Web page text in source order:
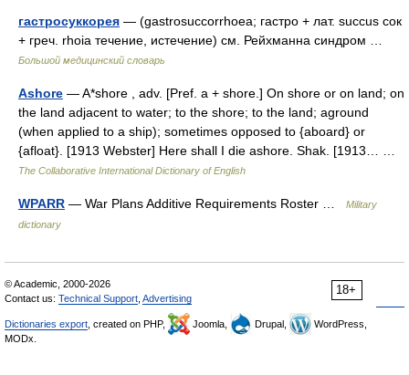
гастросуккорея — (gastrosuccorrhoea; гастро + лат. succus сок
+ греч. rhoia течение, истечение) см. Рейхманна синдром …
Большой медицинский словарь
Ashore — A*shore , adv. [Pref. a + shore.] On shore or on land; on
the land adjacent to water; to the shore; to the land; aground
(when applied to a ship); sometimes opposed to {aboard} or
{afloat}. [1913 Webster] Here shall I die ashore. Shak. [1913… …
The Collaborative International Dictionary of English
WPARR — War Plans Additive Requirements Roster …
Military
dictionary
18+
© Academic, 2000-2026
Contact us: Technical Support Advertising
Dictionaries export , created on PHP, Joomla, Drupal,
WordPress,
MODx.